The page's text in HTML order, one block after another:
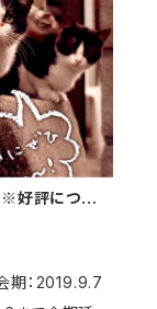
※好評につき
期：2019.9.7